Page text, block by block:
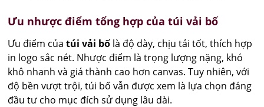
Ưu nhược điểm tổng hợp của túi vải bố
Ưu điểm củatúi vải bố là độ dày, chịu tải tốt, thích hợp
in logo sắc nét. Nhược điểm là trọng lượng nặng, khó
khô nhanh và giá thành cao hơn canvas. Tuy nhiên, với
độ bền vượt trội, túi bố vẫn được xem là lựa chọn đáng
đầu tư cho mục đích sử dụng lâu dài.